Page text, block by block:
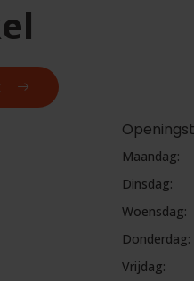
Maandag:
Dinsdag:
Woensdag:
Donderdag:
Vrijdag: